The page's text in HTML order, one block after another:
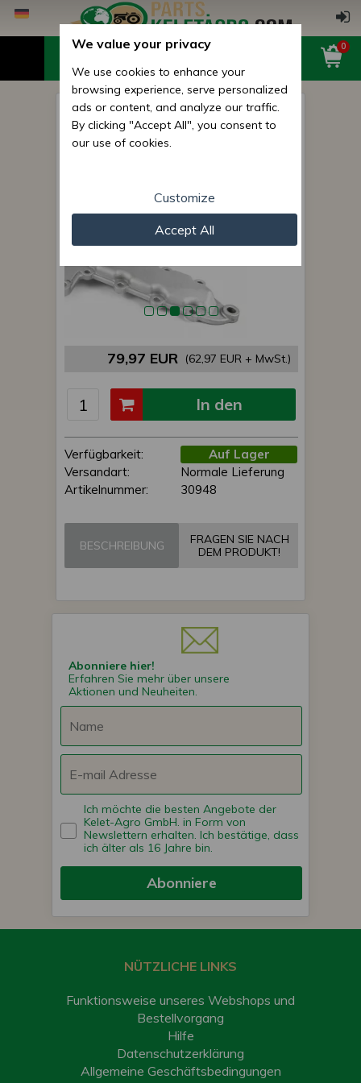
0
Wasserpumpe für Motoren
V2403 v1.
79,97 EUR (62,97 EUR + MwSt.)
Verfügbarkeit:
Auf Lager
Versandart:
Normale Lieferung
Artikelnummer:
30948
In den
Einkaufswagen
BESCHREIBUNG
FRAGEN SIE NACH
DEM PRODUKT!
Abonniere hier!
Erfahren Sie mehr über unsere
Aktionen und Neuheiten.
Ich möchte die besten Angebote der
Kelet-Agro GmbH. in Form von
Newslettern erhalten. Ich bestätige, dass
ich älter als 16 Jahre bin.
Abonniere
NÜTZLICHE LINKS
Funktionsweise unseres Webshops und
Bestellvorgang
Hilfe
Datenschutzerklärung
Allgemeine Geschäftsbedingungen
We value your privacy
We use cookies to enhance your
browsing experience, serve personalized
ads or content, and analyze our traffic.
By clicking "Accept All", you consent to
our use of cookies.
Customize
Accept All